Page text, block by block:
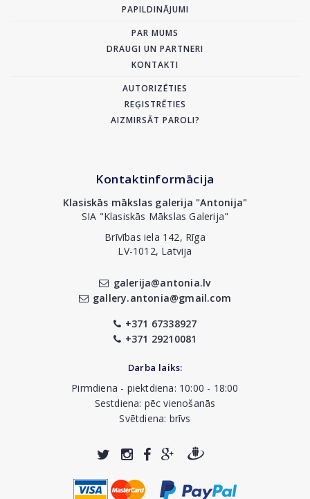
PAPILDINĀJUMI
PAR MUMS
DRAUGI UN PARTNERI
KONTAKTI
AUTORIZĒTIES
REĢISTRĒTIES
AIZMIRSĀT PAROLI?
Kontaktinformācija
Klasiskās mākslas galerija "Antonija"
SIA "Klasiskās Mākslas Galerija"
Brīvības iela 142, Rīga
LV-1012, Latvija
galerija@antonia.lv
gallery.antonia@gmail.com
+371 67338927
+371 29210081
Darba laiks:
Pirmdiena - piektdiena: 10:00 - 18:00
Sestdiena: pēc vienošanās
Svētdiena: brīvs